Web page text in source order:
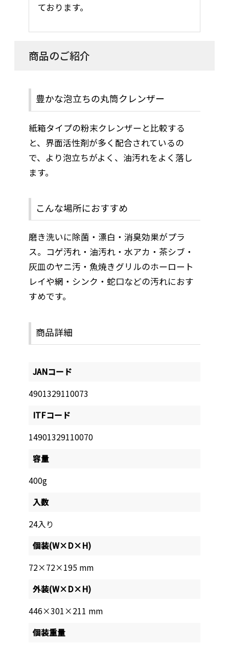
ております。
商品のご紹介
豊かな泡立ちの丸筒クレンザー
紙箱タイプの粉末クレンザーと比較する
と、界面活性剤が多く配合されているの
で、より泡立ちがよく、油汚れをよく落し
ます。
こんな場所におすすめ
磨き洗いに除菌・漂白・消臭効果がプラ
ス。コゲ汚れ・油汚れ・水アカ・茶シブ・
灰皿のヤニ汚・魚焼きグリルのホーロート
レイや網・シンク・蛇口などの汚れにおす
すめです。
商品詳細
JANコード
4901329110073
ITFコード
14901329110070
容量
400g
入数
24入り
個装(W×D×H)
72×72×195 mm
外装(W×D×H)
446×301×211 mm
個装重量